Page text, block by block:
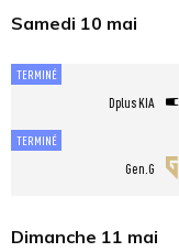
Samedi 10 mai
TERMINÉ
Dplus KIA
TERMINÉ
Gen.G
Dimanche 11 mai